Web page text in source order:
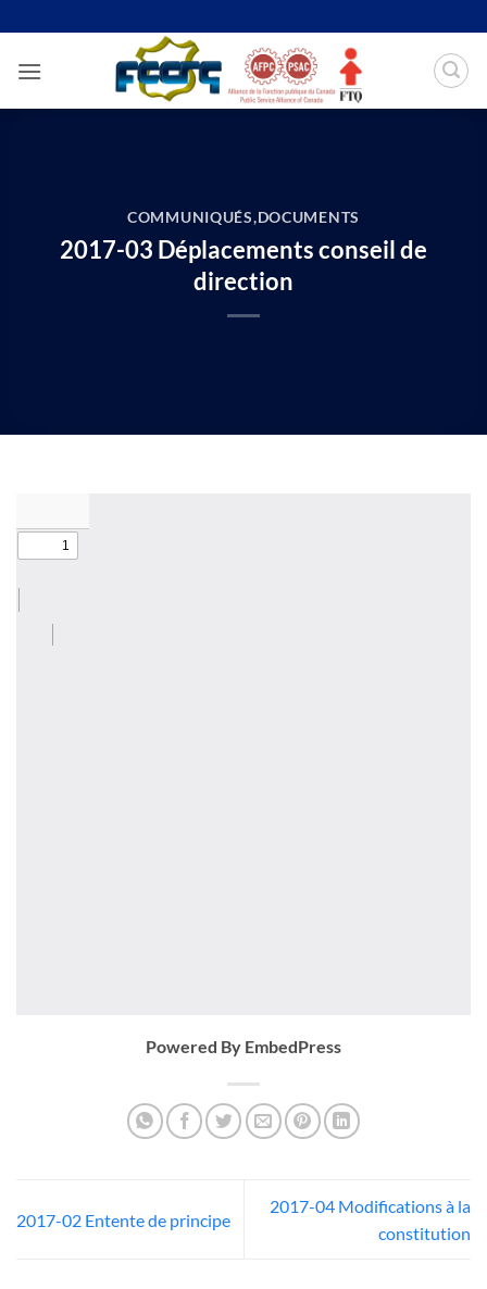
au
contenu
COMMUNIQUÉS,DOCUMENTS
2017-03 Déplacements conseil de
direction
Powered By EmbedPress
2017-02 Entente de principe
2017-04 Modifications à la
constitution